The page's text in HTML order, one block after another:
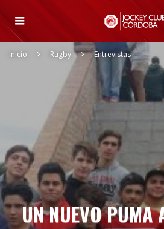
Inicio Rugby Entrevistas
UN NUEVO PUMA